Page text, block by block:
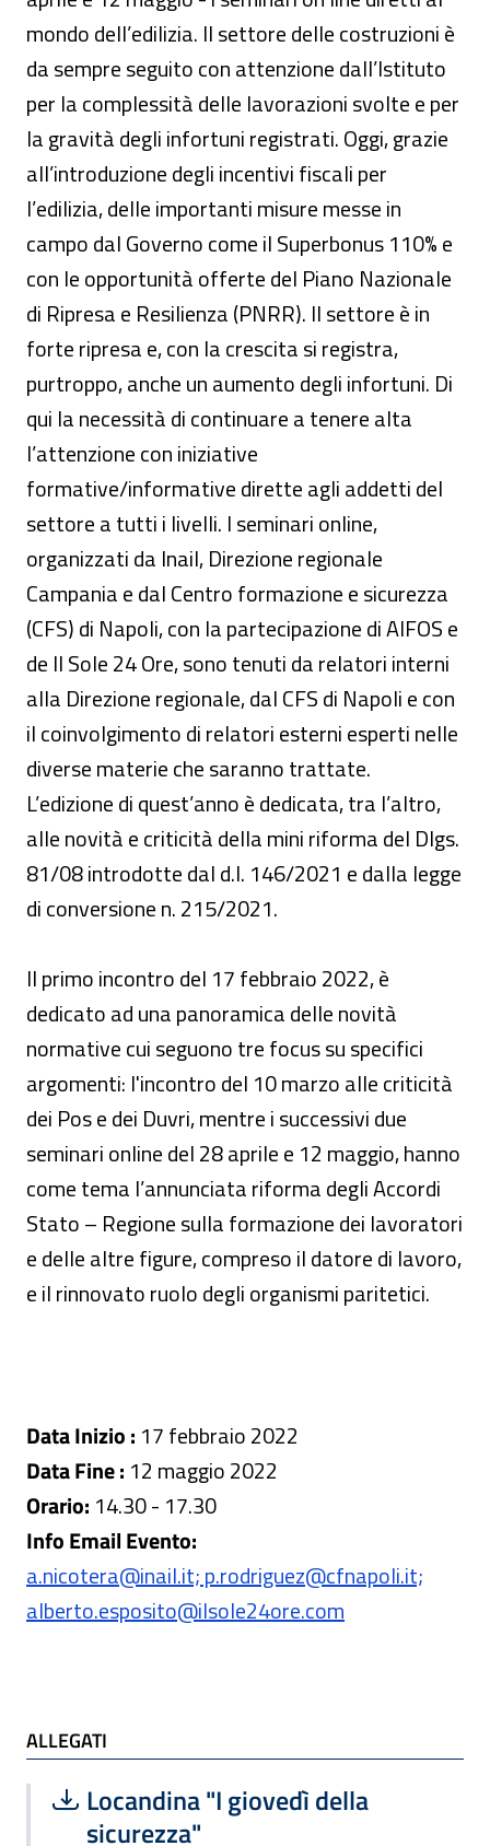
mondo dell’edilizia. Il settore delle costruzioni è
da sempre seguito con attenzione dall’Istituto
per la complessità delle lavorazioni svolte e per
la gravità degli infortuni registrati. Oggi, grazie
all’introduzione degli incentivi fiscali per
l’edilizia, delle importanti misure messe in
campo dal Governo come il Superbonus 110% e
con le opportunità offerte del Piano Nazionale
di Ripresa e Resilienza (PNRR). Il settore è in
forte ripresa e, con la crescita si registra,
purtroppo, anche un aumento degli infortuni. Di
qui la necessità di continuare a tenere alta
l’attenzione con iniziative
formative/informative dirette agli addetti del
settore a tutti i livelli. I seminari online,
organizzati da Inail, Direzione regionale
Campania e dal Centro formazione e sicurezza
(CFS) di Napoli, con la partecipazione di AIFOS e
de Il Sole 24 Ore, sono tenuti da relatori interni
alla Direzione regionale, dal CFS di Napoli e con
il coinvolgimento di relatori esterni esperti nelle
diverse materie che saranno trattate.
L’edizione di quest’anno è dedicata, tra l’altro,
alle novità e criticità della mini riforma del Dlgs.
81/08 introdotte dal d.l. 146/2021 e dalla legge
di conversione n. 215/2021.
Il primo incontro del 17 febbraio 2022, è
dedicato ad una panoramica delle novità
normative cui seguono tre focus su specifici
argomenti: l'incontro del 10 marzo alle criticità
dei Pos e dei Duvri, mentre i successivi due
seminari online del 28 aprile e 12 maggio, hanno
come tema l’annunciata riforma degli Accordi
Stato – Regione sulla formazione dei lavoratori
e delle altre figure, compreso il datore di lavoro,
e il rinnovato ruolo degli organismi paritetici.
Data Inizio : 17 febbraio 2022
Data Fine : 12 maggio 2022
Orario: 14.30 - 17.30
Info Email Evento:
a.nicotera@inail.it; p.rodriguez@cfnapoli.it;
alberto.esposito@ilsole24ore.com
ALLEGATI
ALLEGATI
Scarica file:
Locandina "I giovedì della
sicurezza"
Formato PDF — Dimensione 274.70 kB